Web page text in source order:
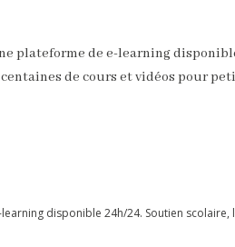
plateforme de e-learning
de cours et vidéos pour
disponible 24h/24. Soutien scolaire,